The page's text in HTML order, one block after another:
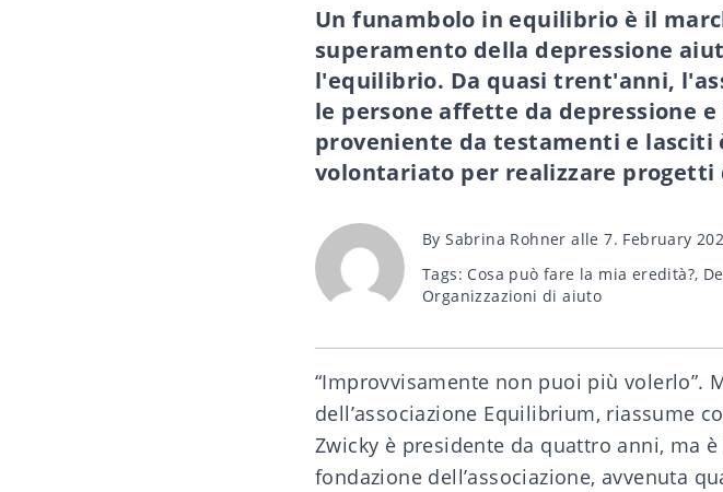
Un funambolo in equilibrio è il
superamento della depressione
l'equilibrio. Da quasi trent'anni,
le persone affette da depressione
proveniente da testamenti e lasciti
volontariato per realizzare progetti
Post
BySabrina Rohner alle 7. February
Tags
Tags: Cosa può fare la mia eredità?,
Organizzazioni di aiuto
“Improvvisamente non puoi più volerlo”.
dell’associazione Equilibrium, riassume
Zwicky è presidente da quattro anni, ma
fondazione dell’associazione, avvenuta